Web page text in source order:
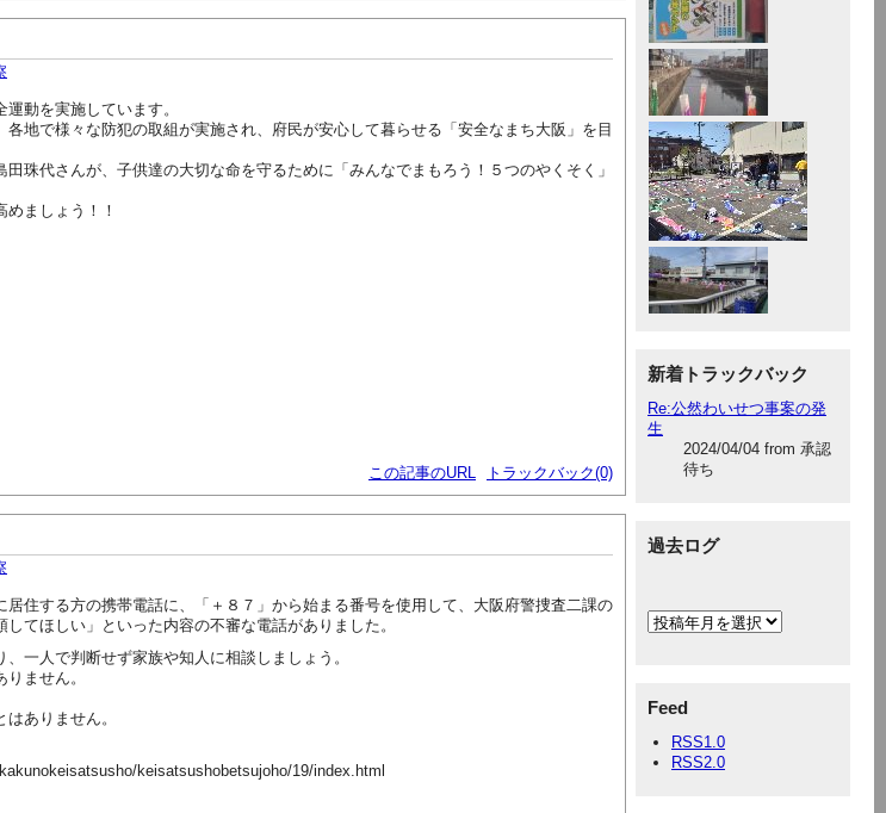
新着トラックバック
Re:公然わいせつ事案の発
生
2024/04/04 from 承認
待ち
過去ログ
Feed
RSS1.0
RSS2.0
動を実施しています。
地で様々な防犯の取組が実施され、府民が安心して暮らせる「安全なまち大阪」を目
珠代さんが、子供達の大切な命を守るために「みんなでまもろう！５つのやくそく」
ましょう！！
この記事のURL トラックバック(0)
住する方の携帯電話に、「＋８７」から始まる番号を使用して、大阪府警捜査二課の
てほしい」といった内容の不審な電話がありました。
一人で判断せず家族や知人に相談しましょう。
ません。
ありません。
keisatsushobetsujoho/19/index.html